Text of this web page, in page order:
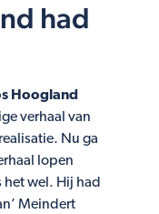
had
Hoogland
verhaal van
Nu ga
lopen
het wel. Hij had
Meindert